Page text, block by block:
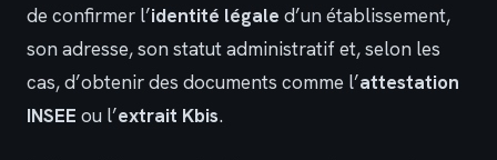
de confirmer l’identité légale d’un établissement,
son adresse, son statut administratif et, selon les
cas, d’obtenir des documents comme l’attestation
INSEE ou l’extrait Kbis.